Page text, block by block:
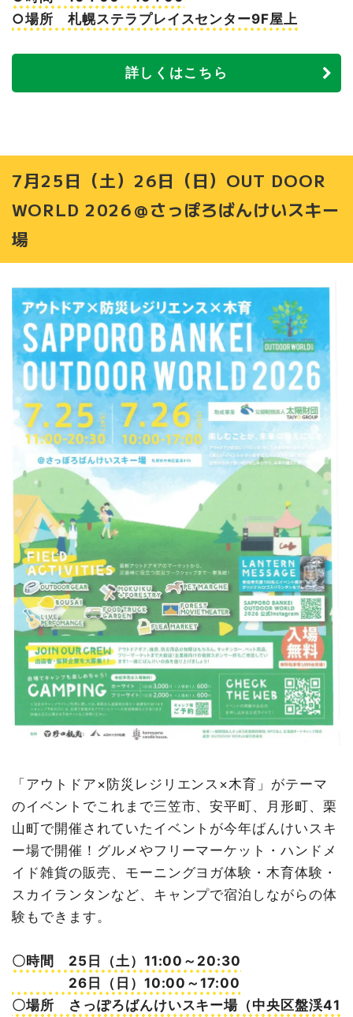
○場所 札幌ステラプレイスセンター9F屋上
詳しくはこちら
7月25日（土）26日（日）OUT DOOR
WORLD 2026＠さっぽろばんけいスキー
場
「アウトドア×防災レジリエンス×木育」がテーマ
のイベントでこれまで三笠市、安平町、月形町、栗
山町で開催されていたイベントが今年ばんけいスキ
ー場で開催！グルメやフリーマーケット・ハンドメ
イド雑貨の販売、モーニングヨガ体験・木育体験・
スカイランタンなど、キャンプで宿泊しながらの体
験もできます。
〇時間 25日（土）11:00～20:30
26日（日）10:00～17:00
〇場所 さっぽろばんけいスキー場（中央区盤渓41